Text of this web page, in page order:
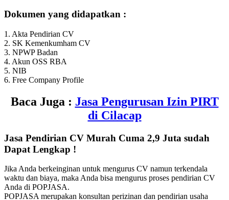
Dokumen yang didapatkan :
1. Akta Pendirian CV
2. SK Kemenkumham CV
3. NPWP Badan
4. Akun OSS RBA
5. NIB
6. Free Company Profile
Baca Juga : Jasa Pengurusan Izin PIRT
di Cilacap
Jasa Pendirian CV Murah Cuma 2,9 Juta sudah
Dapat Lengkap !
Jika Anda berkeinginan untuk mengurus CV namun terkendala
waktu dan biaya, maka Anda bisa mengurus proses pendirian CV
Anda di POPJASA.
POPJASA merupakan konsultan perizinan dan pendirian usaha